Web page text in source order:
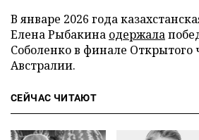
В январе 2026 года
Елена Рыбакина одержала
Соболенко в финале Открытого
Австралии.
СЕЙЧАС ЧИТАЮТ